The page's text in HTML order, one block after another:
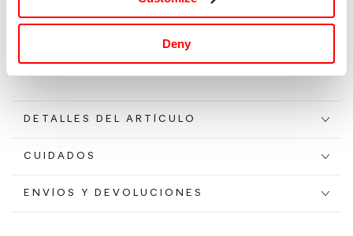
Deny
DETALLES DEL ARTÍCULO
CUIDADOS
ENVÍOS Y DEVOLUCIONES